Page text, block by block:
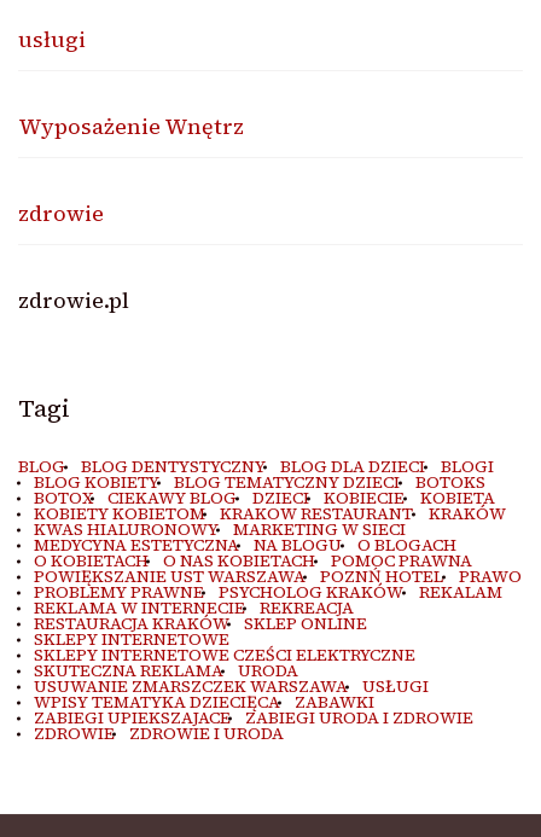
usługi
Wyposażenie Wnętrz
zdrowie
zdrowie.pl
Tagi
BLOG BLOG DENTYSTYCZNY BLOG DLA DZIECI BLOGI
BLOG KOBIETY BLOG TEMATYCZNY DZIECI BOTOKS
BOTOX CIEKAWY BLOG DZIECI KOBIECIE KOBIETA
KOBIETY KOBIETOM KRAKOW RESTAURANT KRAKÓW
KWAS HIALURONOWY MARKETING W SIECI
MEDYCYNA ESTETYCZNA NA BLOGU O BLOGACH
O KOBIETACH O NAS KOBIETACH POMOC PRAWNA
POWIĘKSZANIE UST WARSZAWA POZNŃ HOTEL PRAWO
PROBLEMY PRAWNE PSYCHOLOG KRAKÓW REKALAM
REKLAMA W INTERNECIE REKREACJA
RESTAURACJA KRAKÓW SKLEP ONLINE
SKLEPY INTERNETOWE
SKLEPY INTERNETOWE CZEŚCI ELEKTRYCZNE
SKUTECZNA REKLAMA URODA
USUWANIE ZMARSZCZEK WARSZAWA USŁUGI
WPISY TEMATYKA DZIECIĘCA ZABAWKI
ZABIEGI UPIEKSZAJACE ZABIEGI URODA I ZDROWIE
ZDROWIE ZDROWIE I URODA